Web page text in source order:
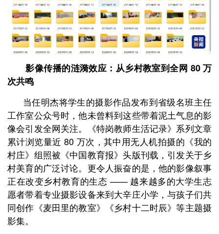
影像传播的涟漪效应：从乡村教室到全网 80 万
次共鸣
当任明杰将学生的摄影作品发布到省级名班主任
工作室公众号时，他未曾料到这些带着泥土气息的影
像会引发全网关注。《特岗教师生活记录》系列文章
累计浏览量近 80 万次，其中用无人机拍摄的《我的
村庄》组照被《中国教育报》头版刊载，引发关于乡
村美育的广泛讨论。更令人振奋的是，他的影像叙事
正在改变乡村教育的生态 —— 越来越多的大学生志
愿者带着专业摄影设备来到大辛庄小学，与孩子们共
同创作《麦田里的教室》《乡村十二时辰》等主题摄
影集。